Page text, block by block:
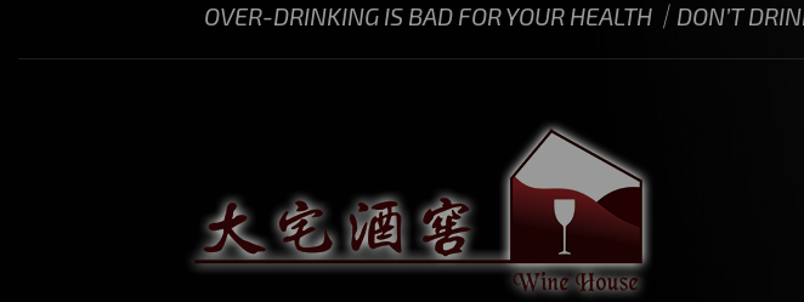
OVER-DRINKING IS BAD FOR YOUR HEALTH｜DON’T